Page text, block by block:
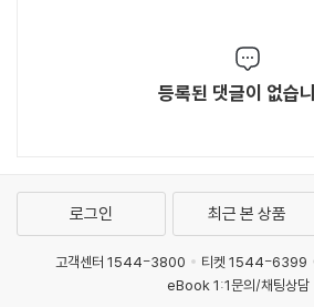
등록된 댓글이 없습
로그인 최근 본 상품
고객센터 1544-3800 티켓 1544-6399
eBook 1:1문의/채팅상담